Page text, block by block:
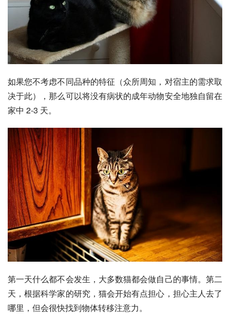
如果您不考虑不同品种的特征（众所周知，对宿主的需求取
决于此），那么可以将没有病状的成年动物安全地独自留在
家中 2-3 天。
第一天什么都不会发生，大多数猫都会做自己的事情。第二
天，根据科学家的研究，猫会开始有点担心，担心主人去了
哪里，但会很快找到物体转移注意力。